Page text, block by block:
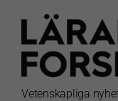
innehållet
Vetenskapliga